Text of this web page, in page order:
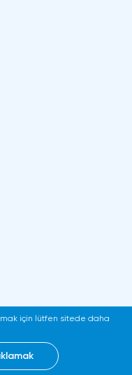
için lütfen sitede daha